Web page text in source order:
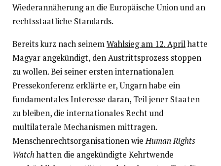
Wiederannäherung an die Europäische Union und an
rechtsstaatliche Standards.
Bereits kurz nach seinemWahlsieg am 12. Aprilhatte
Magyar angekündigt, den Austrittsprozess stoppen
zu wollen. Bei seiner ersten internationalen
Pressekonferenz erklärte er, Ungarn habe ein
fundamentales Interesse daran, Teil jener Staaten
zu bleiben, die internationales Recht und
multilaterale Mechanismen mittragen.
Menschenrechtsorganisationen wieHuman Rights
Watchhatten die angekündigte Kehrtwende